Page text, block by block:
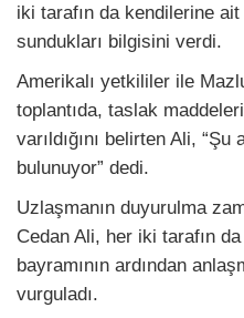
iki tarafın da kendilerine
sundukları bilgisini verdi.
Amerikalı yetkililer ile
toplantıda, taslak
varıldığını belirten Ali,
bulunuyor” dedi.
Uzlaşmanın duyurulma
Cedan Ali, her iki tarafın
bayramının ardından
vurguladı.